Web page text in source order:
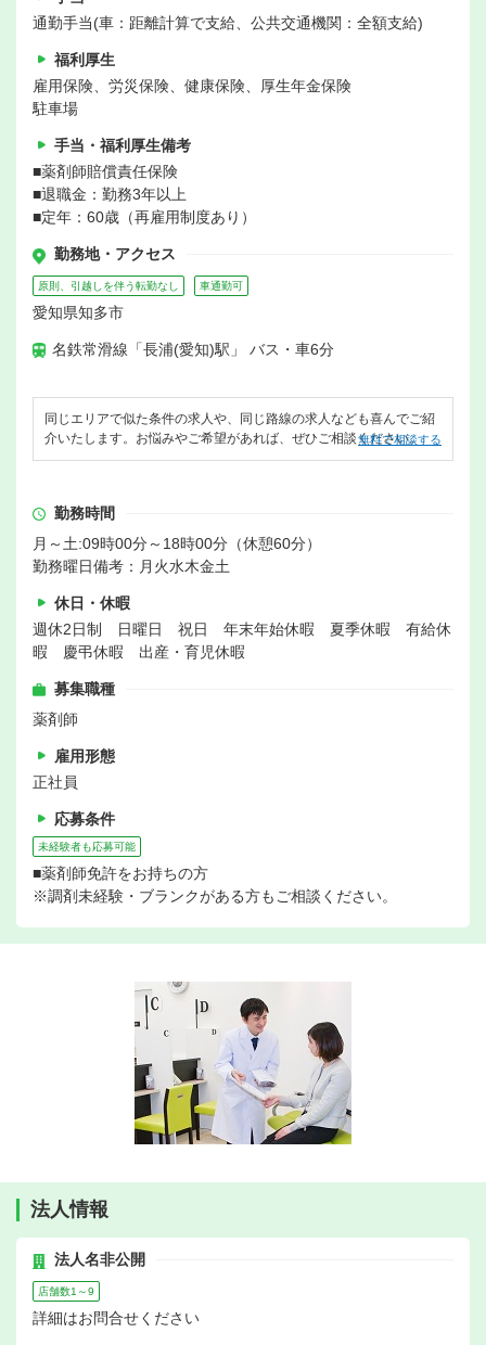
通勤手当(車：距離計算で支給、公共交通機関：全額支給)
福利厚生
雇用保険、労災保険、健康保険、厚生年金保険
駐車場
手当・福利厚生備考
■薬剤師賠償責任保険
■退職金：勤務3年以上
■定年：60歳（再雇用制度あり）
勤務地・アクセス
原則、引越しを伴う転勤なし 車通勤可
愛知県知多市
名鉄常滑線「長浦(愛知)駅」 バス・車6分
同じエリアで似た条件の求人や、同じ路線の求人なども喜んでご紹
介いたします。お悩みやご希望があれば、ぜひご相談ください。
無料で相談する
勤務時間
月～土:09時00分～18時00分（休憩60分）
勤務曜日備考：月火水木金土
休日・休暇
週休2日制 日曜日 祝日 年末年始休暇 夏季休暇 有給休
暇 慶弔休暇 出産・育児休暇
募集職種
薬剤師
雇用形態
正社員
応募条件
未経験者も応募可能
■薬剤師免許をお持ちの方
※調剤未経験・ブランクがある方もご相談ください。
法人情報
法人名非公開
店舗数1～9
詳細はお問合せください